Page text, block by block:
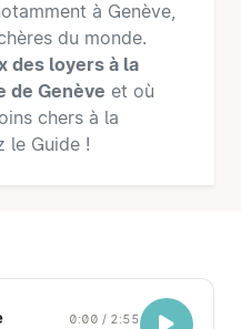
à Genève,
du monde.
des loyers à la
de Genève et où
chers à la
le Guide !
0:00 / 2:55